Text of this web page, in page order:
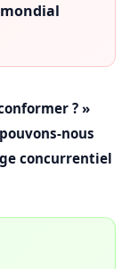
? »
nous
concurrentiel